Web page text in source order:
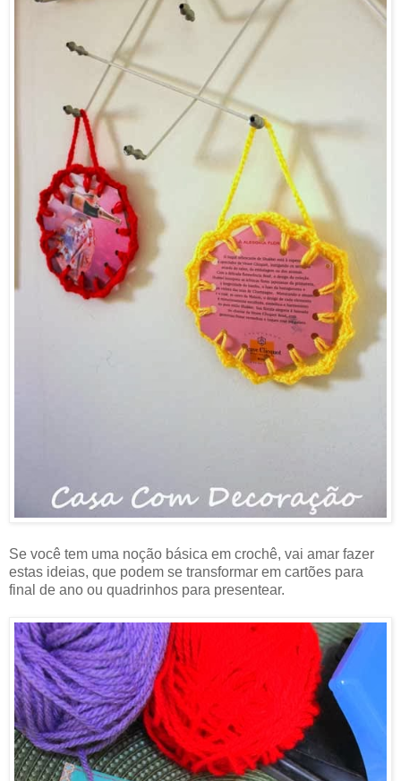
Se você tem uma noção básica em crochê, vai amar fazer
estas ideias, que podem se transformar em cartões para
final de ano ou quadrinhos para presentear.